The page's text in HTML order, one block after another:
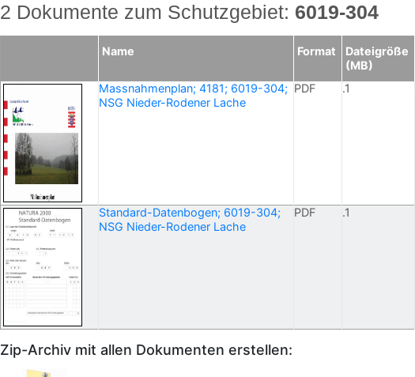
2 Dokumente zum Schutzgebiet: 6019-304
Name Format
Dateigröße
(MB)
Massnahmenplan; 4181; 6019-304;
NSG Nieder-Rodener Lache
PDF .1
Standard-Datenbogen; 6019-304;
NSG Nieder-Rodener Lache
PDF .1
Zip-Archiv mit allen Dokumenten erstellen: